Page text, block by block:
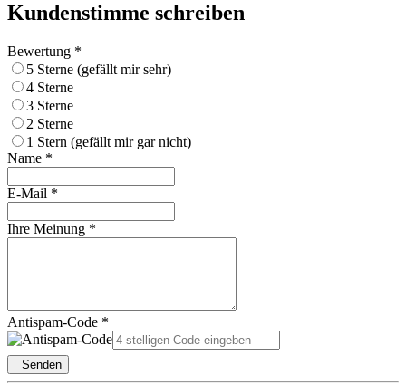
Kundenstimme schreiben
Bewertung *
5 Sterne (gefällt mir sehr)
4 Sterne
3 Sterne
2 Sterne
1 Stern (gefällt mir gar nicht)
Name *
E-Mail *
Ihre Meinung *
Antispam-Code *
Senden